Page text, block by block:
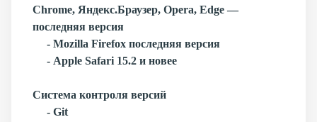
Chrome, Яндекс.Браузер, Opera, Edge —
последняя версия
- Mozilla Firefox последняя версия
- Apple Safari 15.2 и новее
Система контроля версий
- Git